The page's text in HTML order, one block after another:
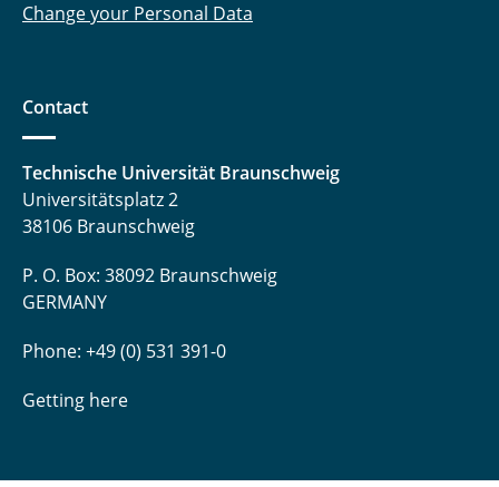
Change your Personal Data
Contact
Technische Universität Braunschweig
Universitätsplatz 2
38106 Braunschweig
P. O. Box: 38092 Braunschweig
GERMANY
Phone: +49 (0) 531 391-0
Getting here